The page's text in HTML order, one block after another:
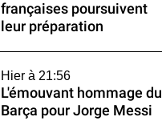
françaises poursuivent
leur préparation
Hier à 21:56
L'émouvant hommage du
Barça pour Jorge Messi